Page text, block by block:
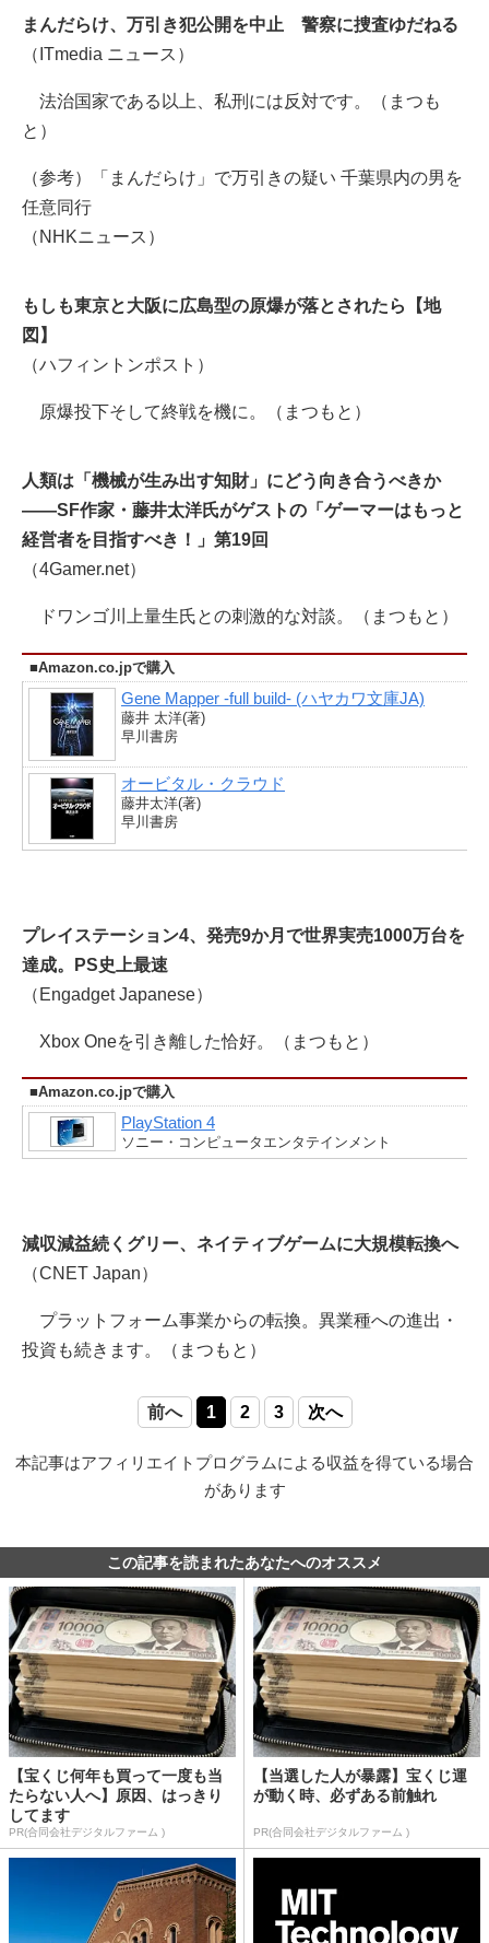
まんだらけ、万引き犯公開を中止 警察に捜査ゆだねる
（ITmedia ニュース）
法治国家である以上、私刑には反対です。（まつも
と）
（参考）「まんだらけ」で万引きの疑い 千葉県内の男を
任意同行
（NHKニュース）
もしも東京と大阪に広島型の原爆が落とされたら【地
図】
（ハフィントンポスト）
原爆投下そして終戦を機に。（まつもと）
人類は「機械が生み出す知財」にどう向き合うべきか
――SF作家・藤井太洋氏がゲストの「ゲーマーはもっと
経営者を目指すべき！」第19回
（4Gamer.net）
ドワンゴ川上量生氏との刺激的な対談。（まつもと）
■Amazon.co.jpで購入
Gene Mapper -full build- (ハヤカワ文庫JA)
藤井 太洋(著)
早川書房
オービタル・クラウド
藤井太洋(著)
早川書房
プレイステーション4、発売9か月で世界実売1000万台を
達成。PS史上最速
（Engadget Japanese）
Xbox Oneを引き離した恰好。（まつもと）
■Amazon.co.jpで購入
PlayStation 4
ソニー・コンピュータエンタテインメント
減収減益続くグリー、ネイティブゲームに大規模転換へ
（CNET Japan）
プラットフォーム事業からの転換。異業種への進出・
投資も続きます。（まつもと）
前へ 1 2 3 次へ
本記事はアフィリエイトプログラムによる収益を得ている場合
があります
この記事を読まれたあなたへのオススメ
【宝くじ何年も買って一度も当
たらない人へ】原因、はっきり
してます
PR(合同会社デジタルファーム )
【当選した人が暴露】宝くじ運
が動く時、必ずある前触れ
PR(合同会社デジタルファーム )